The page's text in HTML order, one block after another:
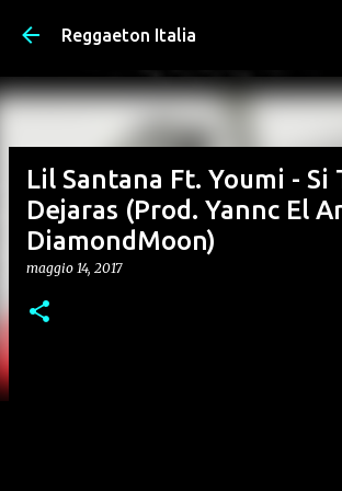
Passa ai contenuti
Reggaeton Italia
Lil Santana Ft. Youmi - Si
Dejaras (Prod. Yannc El
DiamondMoon)
maggio 14, 2017